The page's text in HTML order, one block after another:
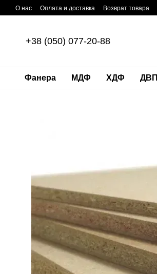
Перейти к основному контенту
О нас Оплата и доставка Возврат товара
+38 (050) 077-20-88
Фанера МДФ ХДФ ДВП